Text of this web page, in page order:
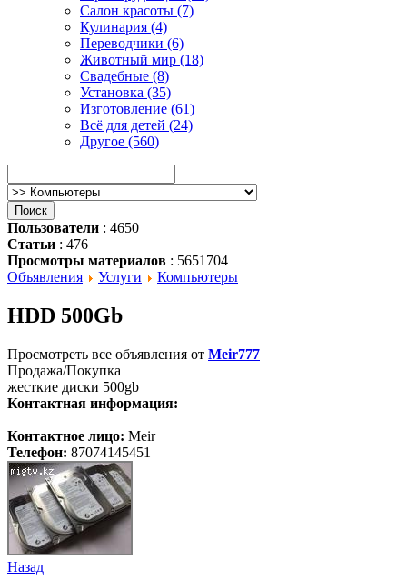
Салон красоты (7)
Кулинария (4)
Переводчики (6)
Животный мир (18)
Свадебные (8)
Установка (35)
Изготовление (61)
Всё для детей (24)
Другое (560)
Пользователи : 4650
Статьи : 476
Просмотры материалов : 5651704
Объявления
Услуги Компьютеры
HDD 500Gb
Просмотреть все объявления от Meir777
Продажа/Покупка
жесткие диски 500gb
Контактная информация:
Контактное лицо: Meir
Телефон: 87074145451
Назад